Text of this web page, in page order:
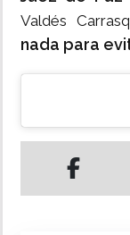
Valdés
nada para